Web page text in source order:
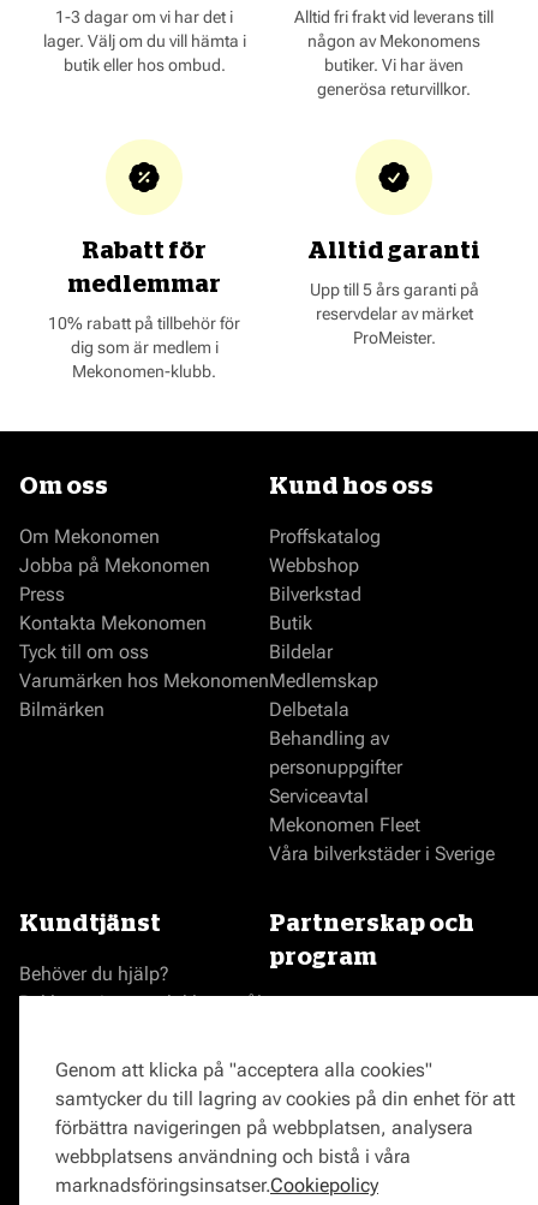
1-3 dagar om vi har det i
lager. Välj om du vill hämta i
butik eller hos ombud.
Alltid fri frakt vid leverans till
någon av Mekonomens
butiker. Vi har även
generösa returvillkor.
Rabatt för
medlemmar
10% rabatt på tillbehör för
dig som är medlem i
Mekonomen-klubb.
Alltid garanti
Upp till 5 års garanti på
reservdelar av märket
ProMeister.
Om oss
Om Mekonomen
Jobba på Mekonomen
Press
Kontakta Mekonomen
Tyck till om oss
Varumärken hos Mekonomen
Bilmärken
Kund hos oss
Proffskatalog
Webbshop
Bilverkstad
Butik
Bildelar
Medlemskap
Delbetala
Behandling av
personuppgifter
Serviceavtal
Mekonomen Fleet
Våra bilverkstäder i Sverige
Kundtjänst
Behöver du hjälp?
Reklamationer och klagomål
Frågor om verkstäder?
Partnerskap och
program
Prisgaranti
Vägassistans
ProMeister
Onlinemagasin
0771-72 00 00
Genom att klicka på "acceptera alla cookies"
samtycker du till lagring av cookies på din enhet för att
förbättra navigeringen på webbplatsen, analysera
webbplatsens användning och bistå i våra
marknadsföringsinsatser.Cookiepolicy